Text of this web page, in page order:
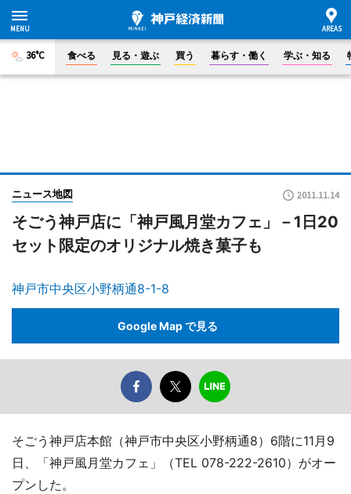
36°C 食べる 見る・遊ぶ 買う 暮らす・働く 学ぶ・知る
ニュース地図 2011.11.14
そごう神戸店に「神戸風月堂カフェ」－1日20
セット限定のオリジナル焼き菓子も
神戸市中央区小野柄通8-1-8
Google Map で見る
そごう神戸店本館（神戸市中央区小野柄通8）6階に11月9
日、「神戸風月堂カフェ」（TEL 078-222-2610）がオー
プンした。